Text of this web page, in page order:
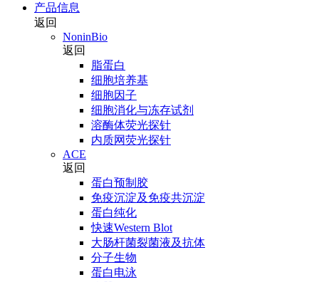
产品信息
返回
NoninBio
返回
脂蛋白
细胞培养基
细胞因子
细胞消化与冻存试剂
溶酶体荧光探针
内质网荧光探针
ACE
返回
蛋白预制胶
免疫沉淀及免疫共沉淀
蛋白纯化
快速Western Blot
大肠杆菌裂菌液及抗体
分子生物
蛋白电泳